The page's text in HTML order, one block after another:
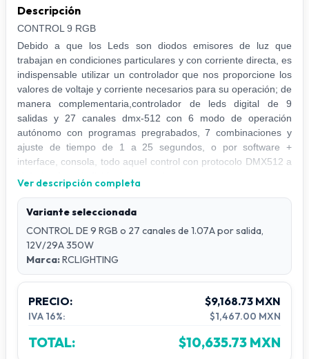
Descripción
CONTROL 9 RGB
Debido a que los Leds son diodos emisores de luz que
trabajan en condiciones particulares y con corriente directa, es
indispensable utilizar un controlador que nos proporcione los
valores de voltaje y corriente necesarios para su operación; de
manera complementaria,controlador de leds digital de 9
salidas y 27 canales dmx-512 con 6 modo de operación
autónomo con programas pregrabados, 7 combinaciones y
ajuste de tiempo de 1 a 25 segundos, o por software +
interface, consola, todo aquel control con protocolo DMX512 a
Se fabrican en 12 VDC o 24 VDC.
Fuente: Marca Meand Well
Voltaje de alimentación: 120 VCA 50/60Hz
Voltaje de salida: 12V 9 ~ RGB ó PIXEL 27 salidas de 1.07A.
por cada salida 29A en Ttola
Voltaje de salida: 24V 9 ~ RGB ó PIXEL 27 salidas de 0.54A.
por cada salida 14.6A en Total
Ver descripción completa
Variante seleccionada
CONTROL DE 9 RGB o 27 canales de 1.07A por salida,
12V/29A 350W
Marca:RCLIGHTING
PRECIO: $9,168.73 MXN
IVA 16%: $1,467.00 MXN
TOTAL: $10,635.73 MXN